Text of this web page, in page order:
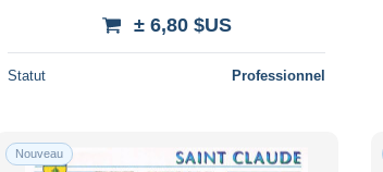
± 6,80 $US
Statut Professionnel
Nouveau